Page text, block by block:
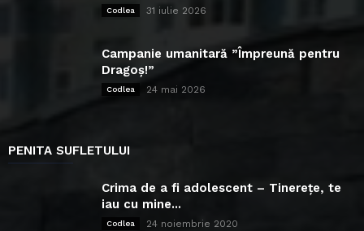
Codlea 31 iulie 2026
Campanie umanitară ”Împreună pentru
Dragoș!”
Codlea 24 mai 2026
PENITA SUFLETULUI
Crima de a fi adolescent – Tinerețe, te
iau cu mine...
Codlea 24 noiembrie 2020